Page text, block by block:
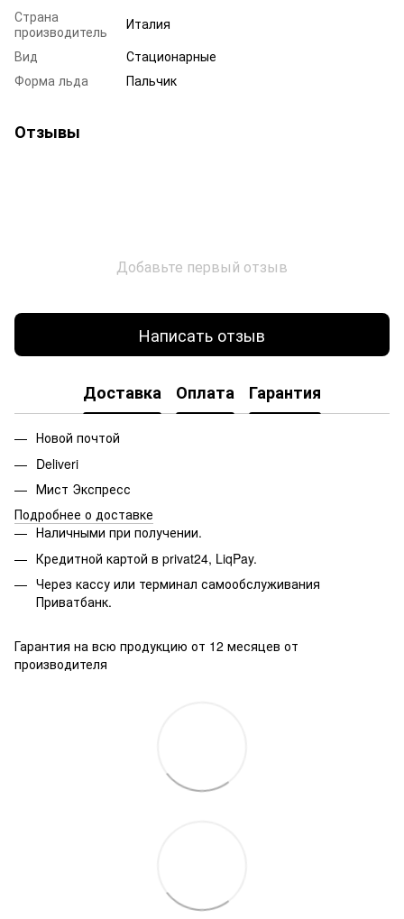
Страна
производитель
Италия
Вид
Стационарные
Форма льда
Пальчик
Отзывы
Добавьте первый отзыв
Написать отзыв
Доставка Оплата Гарантия
Новой почтой
Deliveri
Мист Экспресс
Подробнее о доставке
Наличными при получении.
Кредитной картой в privat24, LiqPay.
Через кассу или терминал самообслуживания
Приватбанк.
Гарантия на всю продукцию от 12 месяцев от
производителя